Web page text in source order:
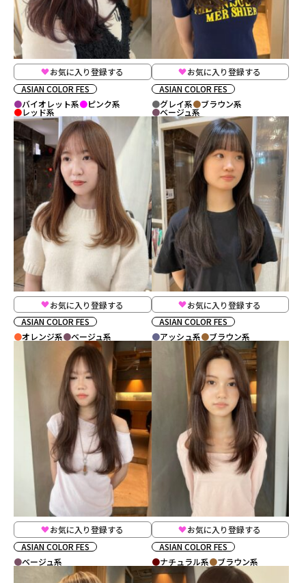
お気に入り登録する
ASIAN COLOR FES
バイオレット系
ピンク系
レッド系
お気に入り登録する
ASIAN COLOR FES
グレイ系
ブラウン系
ベージュ系
お気に入り登録する
ASIAN COLOR FES
オレンジ系
ベージュ系
お気に入り登録する
ASIAN COLOR FES
アッシュ系
ブラウン系
お気に入り登録する
ASIAN COLOR FES
ベージュ系
お気に入り登録する
ASIAN COLOR FES
ナチュラル系
ブラウン系